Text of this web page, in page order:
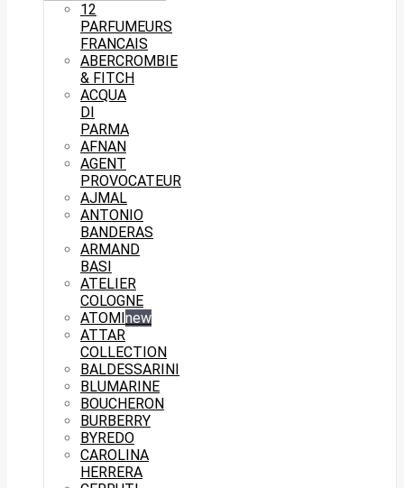
12
PARFUMEURS
FRANCAIS
ABERCROMBIE
& FITCH
ACQUA
DI
PARMA
AFNAN
AGENT
PROVOCATEUR
AJMAL
ANTONIO
BANDERAS
ARMAND
BASI
ATELIER
COLOGNE
ATOMI new
ATTAR
COLLECTION
BALDESSARINI
BLUMARINE
BOUCHERON
BURBERRY
BYREDO
CAROLINA
HERRERA